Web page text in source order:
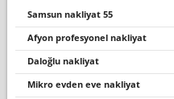
samsun nakliyat 55
afyon profesyonel nakliyat
daloğlu nakli̇yat
mikro evden eve nakliyat